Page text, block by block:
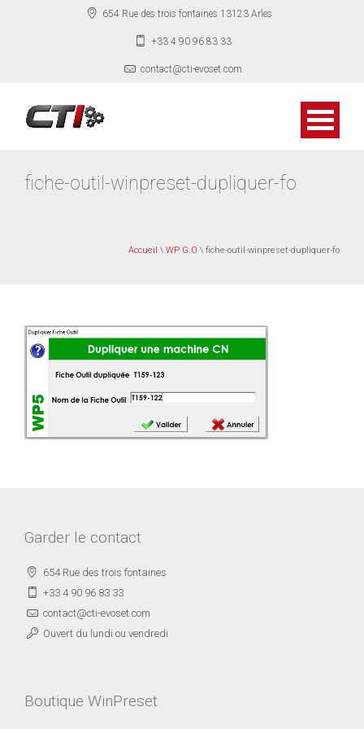
654 Rue des trois fontaines 13123 Arles
+33 4 90 96 83 33
contact@cti-evoset.com
fiche-outil-winpreset-dupliquer-fo
Accueil \ WP G.O \ fiche-outil-winpreset-dupliquer-fo
Garder le contact
654 Rue des trois fontaines
+33 4 90 96 83 33
contact@cti-evoset.com
Ouvert du lundi ou vendredi
Boutique WinPreset